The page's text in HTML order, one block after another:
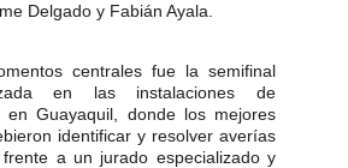
Delgado y Fabián Ayala.
centrales fue la semifinal
en las instalaciones de
en Guayaquil, donde los mejores
identificar y resolver averías
a un jurado especializado y